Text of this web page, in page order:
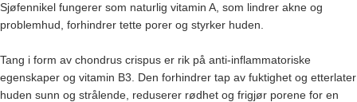
Sjøfennikel fungerer som naturlig vitamin A, som lindrer akne og
problemhud, forhindrer tette porer og styrker huden.
Tang i form av chondrus crispus er rik på anti-inflammatoriske
egenskaper og vitamin B3. Den forhindrer tap av fuktighet og etterlater
huden sunn og strålende, reduserer rødhet og frigjør porene for en